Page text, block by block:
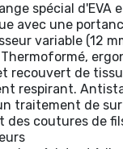
spécial d'EVA
avec une
variable (12
recouvert de tissu
respirant.
traitement de
des coutures de